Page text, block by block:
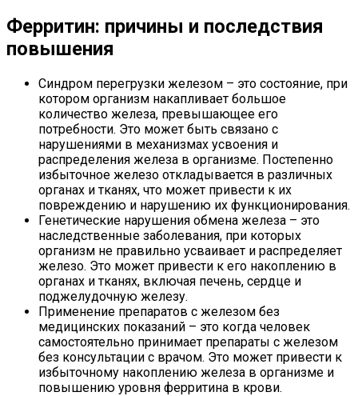
Ферритин: причины и последствия
повышения
Синдром перегрузки железом – это состояние, при
котором организм накапливает большое
количество железа, превышающее его
потребности. Это может быть связано с
нарушениями в механизмах усвоения и
распределения железа в организме. Постепенно
избыточное железо откладывается в различных
органах и тканях, что может привести к их
повреждению и нарушению их функционирования.
Генетические нарушения обмена железа – это
наследственные заболевания, при которых
организм не правильно усваивает и распределяет
железо. Это может привести к его накоплению в
органах и тканях, включая печень, сердце и
поджелудочную железу.
Применение препаратов с железом без
медицинских показаний – это когда человек
самостоятельно принимает препараты с железом
без консультации с врачом. Это может привести к
избыточному накоплению железа в организме и
повышению уровня ферритина в крови.